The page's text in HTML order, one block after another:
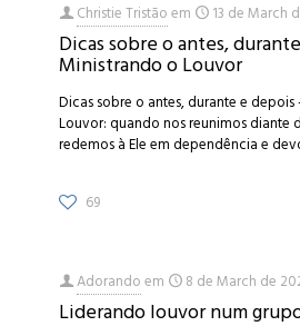
Christie Tristãoem 13 de March
Dicas sobre o antes,
Ministrando o Louvor
Dicas sobre o antes, durante e
Louvor: quando nos reunimos diante
redemos à Ele em dependência e
69
Adorandoem 8 de March de
Liderando louvor num